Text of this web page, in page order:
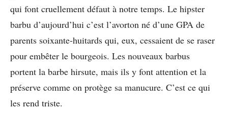
qui font cruellement défaut à notre temps. Le hipster
barbu d’aujourd’hui c’est l’avorton né d’une GPA de
parents soixante-huitards qui, eux, cessaient de se raser
pour embêter le bourgeois. Les nouveaux barbus
portent la barbe hirsute, mais ils y font attention et la
préserve comme on protège sa manucure. C’est ce qui
les rend triste.